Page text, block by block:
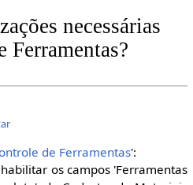
necessárias
Ferramentas?
de Ferramentas':
os campos 'Ferramentas